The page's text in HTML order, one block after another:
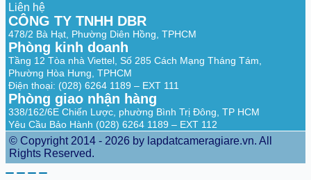
Liên hệ
CÔNG TY TNHH DBR
478/2 Bà Hạt, Phường Diên Hồng, TPHCM
Phòng kinh doanh
Tầng 12 Tòa nhà Viettel, Số 285 Cách Mạng Tháng Tám,
Phường Hòa Hưng, TPHCM
Điện thoại: (028) 6264 1189 – EXT 111
Phòng giao nhận hàng
338/162/6E Chiến Lược, phường Bình Trị Đông, TP HCM
Yêu Cầu Bảo Hành (028) 6264 1189 – EXT 112
© Copyright 2014 - 2026 by lapdatcameragiare.vn. All
Rights Reserved.